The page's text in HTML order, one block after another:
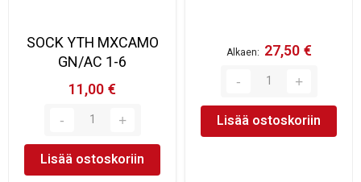
SOCK YTH MXCAMO
GN/AC 1-6
11,00 €
Lisää ostoskoriin
Alkaen 27,50 €
Lisää ostoskoriin